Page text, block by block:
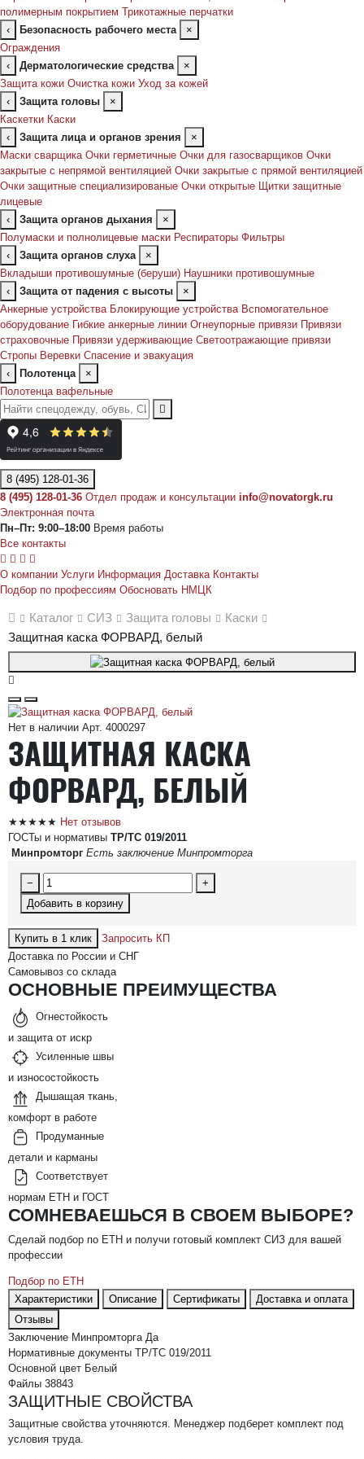
полимерным покрытием Трикотажные перчатки
‹
Безопасность рабочего места
×
Ограждения
‹
Дерматологические средства
×
Защита кожи Очистка кожи Уход за кожей
‹
Защита головы
×
Каскетки Каски
‹
Защита лица и органов зрения
×
Маски сварщика Очки герметичные Очки для газосварщиков Очки
закрытые с непрямой вентиляцией Очки закрытые с прямой вентиляцией
Очки защитные специализированые Очки открытые Щитки защитные
лицевые
‹
Защита органов дыхания
×
Полумаски и полнолицевые маски Респираторы Фильтры
‹
Защита органов слуха
×
Вкладыши противошумные (беруши) Наушники противошумные
‹
Защита от падения с высоты
×
Анкерные устройства Блокирующие устройства Вспомогательное
оборудование Гибкие анкерные линии Огнеупорные привязи Привязи
страховочные Привязи удерживающие Светоотражающие привязи
Стропы Веревки Спасение и эвакуация
‹
Полотенца
×
Полотенца вафельные
8 (495) 128-01-36
8 (495) 128-01-36 Отдел продаж и консультации info@novatorgk.ru
Электронная почта
Пн–Пт: 9:00–18:00 Время работы
Все контакты
О компании Услуги Информация Доставка Контакты
Подбор по профессиям Обосновать НМЦК
Каталог СИЗ Защита головы
Каски
Защитная каска ФОРВАРД, белый
Нет в наличии Арт. 4000297
ЗАЩИТНАЯ КАСКА
ФОРВАРД, БЕЛЫЙ
★★★★★ Нет отзывов
ГОСТы и нормативы ТР/ТС 019/2011
Минпромторг Есть заключение Минпромторга
−
+
Добавить в корзину
Купить в 1 клик
Запросить КП
Доставка по России и СНГ
Самовывоз со склада
ОСНОВНЫЕ ПРЕИМУЩЕСТВА
Огнестойкость
и защита от искр
Усиленные швы
и износостойкость
Дышащая ткань,
комфорт в работе
Продуманные
детали и карманы
Соответствует
нормам ЕТН и ГОСТ
СОМНЕВАЕШЬСЯ В СВОЕМ ВЫБОРЕ?
Сделай подбор по ЕТН и получи готовый комплект СИЗ для вашей
профессии
Подбор по ЕТН
Характеристики
Описание Сертификаты
Доставка и оплата
Отзывы
Заключение Минпромторга Да
Нормативные документы ТР/ТС 019/2011
Основной цвет Белый
Файлы 38843
ЗАЩИТНЫЕ СВОЙСТВА
Защитные свойства уточняются. Менеджер подберет комплект под
условия труда.